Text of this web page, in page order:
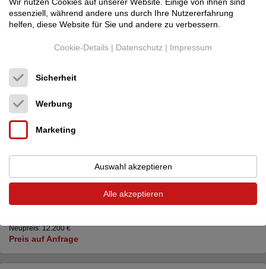
Planarphase cable
Neupreis: 12.200 €
Preis auf Anfrage
essenziell, während andere uns durch Ihre Nutzererfahrung
helfen, diese Website für Sie und andere zu verbessern.
Cookie-Details | Datenschutz | Impressum
Sicherheit
Werbung
Marketing
Auswahl akzeptieren
Alle akzeptieren